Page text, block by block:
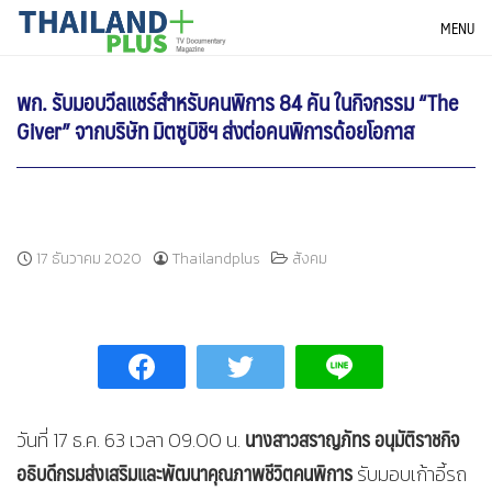
SkipTHAILANDPLUS NEWS MENU
พก. รับมอบวีลแชร์สำหรับคนพิการ 84 คัน ในกิจกรรม “The
Giver” จากบริษัท มิตซูบิชิฯ ส่งต่อคนพิการด้อยโอกาส
17 ธันวาคม 2020 Thailandplus สังคม
วันที่ 17 ธ.ค. 63 เวลา 09.00 น. นางสาวสราญภัทร อนุมัติราชกิจ
อธิบดีกรมส่งเสริมและพัฒนาคุณภาพชีวิตคนพิการรับมอบเก้าอี้รถ